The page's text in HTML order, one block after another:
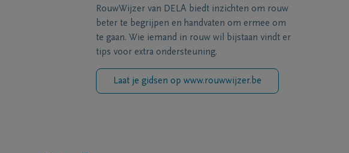
RouwWijzer van DELA biedt inzichten om rouw
beter te begrijpen en handvaten om ermee om
te gaan. Wie iemand in rouw wil bijstaan vindt er
tips voor extra ondersteuning.
Laat je gidsen op www.rouwwijzer.be